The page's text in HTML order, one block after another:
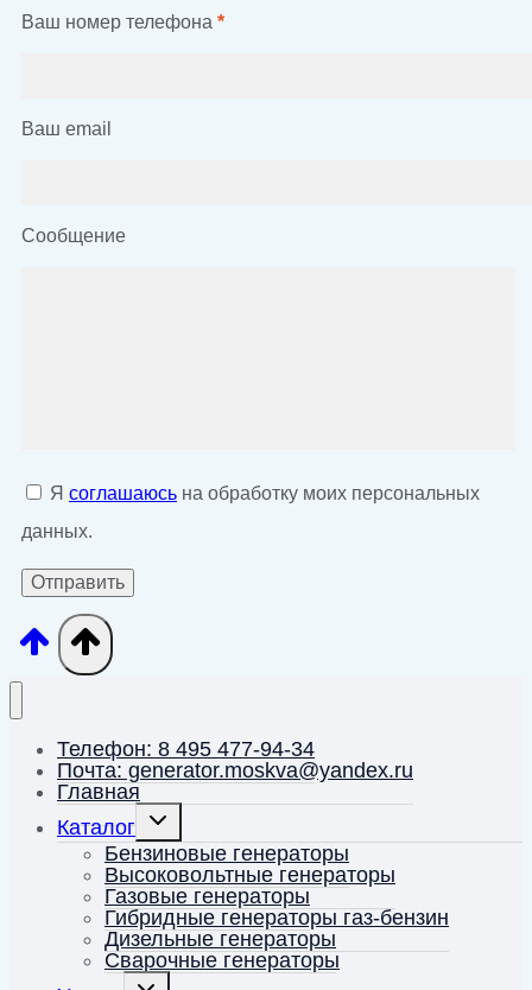
Ваш номер телефона *
Ваш email
Сообщение
Я соглашаюсь на обработку моих персональных
данных.
Телефон: 8 495 477-94-34
Почта: generator.moskva@yandex.ru
Главная
Каталог
Переключить
меню
Бензиновые генераторы
Высоковольтные генераторы
Газовые генераторы
Гибридные генераторы газ-бензин
Дизельные генераторы
Сварочные генераторы
Переключить